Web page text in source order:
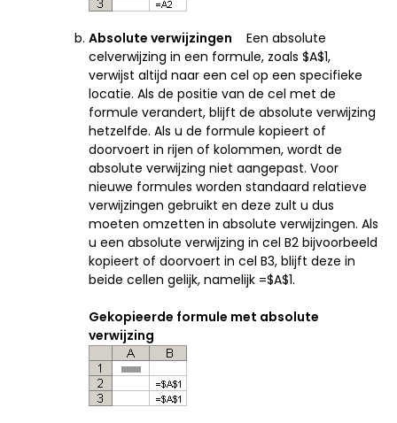
Absolute verwijzingen Een absolute
celverwijzing in een formule, zoals $A$1,
verwijst altijd naar een cel op een specifieke
locatie. Als de positie van de cel met de
formule verandert, blijft de absolute verwijzing
hetzelfde. Als u de formule kopieert of
doorvoert in rijen of kolommen, wordt de
absolute verwijzing niet aangepast. Voor
nieuwe formules worden standaard relatieve
verwijzingen gebruikt en deze zult u dus
moeten omzetten in absolute verwijzingen. Als
u een absolute verwijzing in cel B2 bijvoorbeeld
kopieert of doorvoert in cel B3, blijft deze in
beide cellen gelijk, namelijk =$A$1.
Gekopieerde formule met absolute
verwijzing